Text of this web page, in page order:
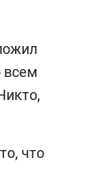
всем
что